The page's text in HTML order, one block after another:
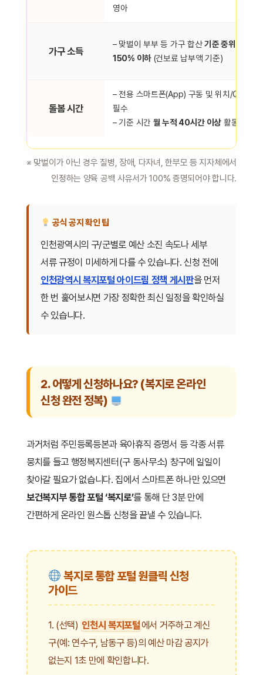
영아
가구 소득
– 맞벌이 부부 등 가구 합산기준 중위소득
150% 이하(건보료 납부액 기준)
돌봄 시간
– 전용 스마트폰(App) 구동 및 위치/QR 인증
필수
– 기준 시간 월 누적 40시간 이상 활동 이수
※ 맞벌이가 아닌 경우 질병, 장애, 다자녀, 한부모 등 지자체에서
인정하는 양육 공백 사유서가 100% 증명되어야 합니다.
공식 공지 확인 팁
인천광역시의 구/군별로 예산 소진 속도나 세부
서류 규정이 미세하게 다를 수 있습니다. 신청 전에
인천광역시 복지포털 아이드림 정책 게시판을 먼저
한 번 훑어보시면 가장 정확한 최신 일정을 확인하실
수 있습니다.
2. 어떻게 신청하나요? (복지로 온라인
신청 완전 정복)
과거처럼 주민등록등본과 육아휴직 증명서 등 각종 서류
뭉치를 들고 행정복지센터(구 동사무소) 창구에 일일이
찾아갈 필요가 없습니다. 집에서 스마트폰 하나만 있으면
보건복지부 통합 포털 ‘복지로’를 통해 단 3분 만에
간편하게 온라인 원스톱 신청을 끝낼 수 있습니다.
복지로 통합 포털 원클릭 신청
가이드
1. (선택) 인천시 복지포털에서 거주하고 계신
구(예: 연수구, 남동구 등)의 예산 마감 공지가
없는지 1초 만에 확인합니다.